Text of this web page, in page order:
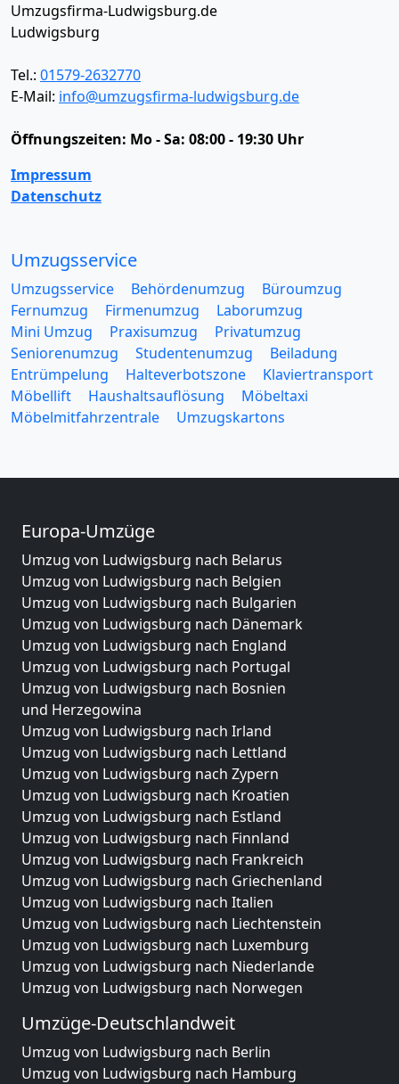
Umzugsfirma-Ludwigsburg.de
Ludwigsburg
Tel.: 01579-2632770
E-Mail: info@umzugsfirma-ludwigsburg.de
Öffnungszeiten: Mo - Sa: 08:00 - 19:30 Uhr
Impressum
Datenschutz
Umzugsservice
Umzugsservice Behördenumzug
Büroumzug
Fernumzug
Firmenumzug
Laborumzug
Mini Umzug
Praxisumzug
Privatumzug
Seniorenumzug
Studentenumzug
Beiladung
Entrümpelung
Halteverbotszone
Klaviertransport
Möbellift
Haushaltsauflösung
Möbeltaxi
Möbelmitfahrzentrale
Umzugskartons
Europa-Umzüge
Umzug von Ludwigsburg nach Belarus
Umzug von Ludwigsburg nach Belgien
Umzug von Ludwigsburg nach Bulgarien
Umzug von Ludwigsburg nach Dänemark
Umzug von Ludwigsburg nach England
Umzug von Ludwigsburg nach Portugal
Umzug von Ludwigsburg nach Bosnien
und Herzegowina
Umzug von Ludwigsburg nach Irland
Umzug von Ludwigsburg nach Lettland
Umzug von Ludwigsburg nach Zypern
Umzug von Ludwigsburg nach Kroatien
Umzug von Ludwigsburg nach Estland
Umzug von Ludwigsburg nach Finnland
Umzug von Ludwigsburg nach Frankreich
Umzug von Ludwigsburg nach Griechenland
Umzug von Ludwigsburg nach Italien
Umzug von Ludwigsburg nach Liechtenstein
Umzug von Ludwigsburg nach Luxemburg
Umzug von Ludwigsburg nach Niederlande
Umzug von Ludwigsburg nach Norwegen
Umzüge-Deutschlandweit
Umzug von Ludwigsburg nach Berlin
Umzug von Ludwigsburg nach Hamburg